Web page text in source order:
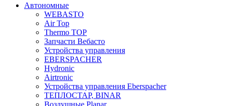
Автономные
WEBASTO
Air Top
Thermo TOP
Запчасти Вебасто
Устройства управления
EBERSPACHER
Hydronic
Airtronic
Устройства управления Eberspacher
ТЕПЛОСТАР, BINAR
Воздушные Planar